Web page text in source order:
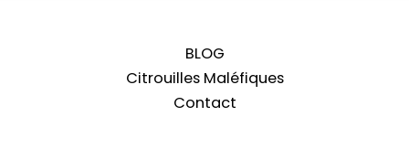
BLOG
Citrouilles Maléfiques
Contact